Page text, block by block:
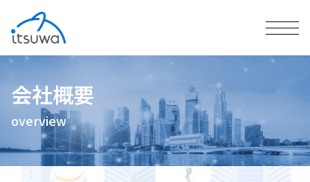
会社概要
overview